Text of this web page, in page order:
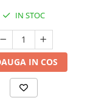
IN STOC
IN COS